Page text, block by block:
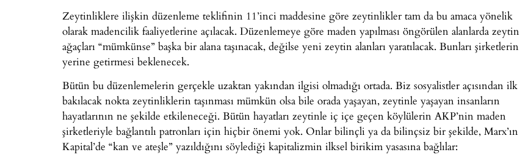
Zeytinliklere ilişkin düzenleme teklifinin 11’inci maddesine göre zeytinlikler tam da bu amaca yönelik
olarak madencilik faaliyetlerine açılacak. Düzenlemeye göre maden yapılması öngörülen alanlarda zeytin
ağaçları “mümkünse” başka bir alana taşınacak, değilse yeni zeytin alanları yaratılacak. Bunları şirketlerin
yerine getirmesi beklenecek.
Bütün bu düzenlemelerin gerçekle uzaktan yakından ilgisi olmadığı ortada. Biz sosyalistler açısından ilk
bakılacak nokta zeytinliklerin taşınması mümkün olsa bile orada yaşayan, zeytinle yaşayan insanların
hayatlarının ne şekilde etkileneceği. Bütün hayatları zeytinle iç içe geçen köylülerin AKP’nin maden
şirketleriyle bağlantılı patronları için hiçbir önemi yok. Onlar bilinçli ya da bilinçsiz bir şekilde, Marx’ın
Kapital’de “kan ve ateşle” yazıldığını söylediği kapitalizmin ilksel birikim yasasına bağlılar: